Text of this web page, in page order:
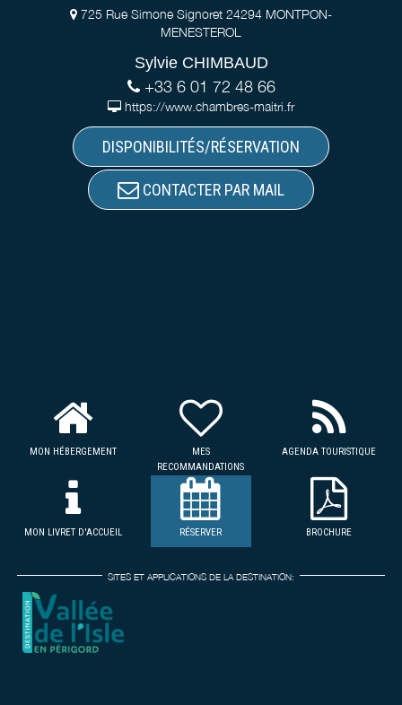
725 Rue Simone Signoret 24294 MONTPON-
MENESTEROL
Sylvie CHIMBAUD
+33 6 01 72 48 66
https://www.chambres-maitri.fr
DISPONIBILITÉS/RÉSERVATION
CONTACTER PAR MAIL
MON HÉBERGEMENT
MES
RECOMMANDATIONS
AGENDA TOURISTIQUE
MON LIVRET D'ACCUEIL RÉSERVER BROCHURE
SITES ET APPLICATIONS DE LA DESTINATION: